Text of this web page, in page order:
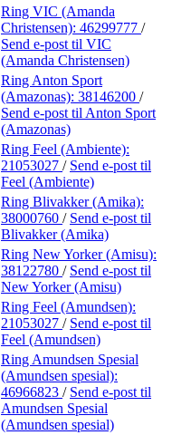
Ring VIC (Amanda
Christensen): 46299777 /
Send e-post til VIC
(Amanda Christensen)
Ring Anton Sport
(Amazonas): 38146200 /
Send e-post til Anton Sport
(Amazonas)
Ring Feel (Ambiente):
21053027 / Send e-post til
Feel (Ambiente)
Ring Blivakker (Amika):
38000760 / Send e-post til
Blivakker (Amika)
Ring New Yorker (Amisu):
38122780 / Send e-post til
New Yorker (Amisu)
Ring Feel (Amundsen):
21053027 / Send e-post til
Feel (Amundsen)
Ring Amundsen Spesial
(Amundsen spesial):
46966823 / Send e-post til
Amundsen Spesial
(Amundsen spesial)